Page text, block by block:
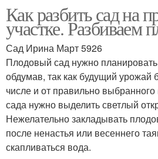
Как разбить сад на
участке. Разбиваем
Сад Ирина Март 5926
Плодовый сад нужно
обдумав, так как будущий урожай
числе и от правильно
сада нужно выделить светлый
Нежелательно закладывать
после ненастья или весеннего
скапливаться вода.